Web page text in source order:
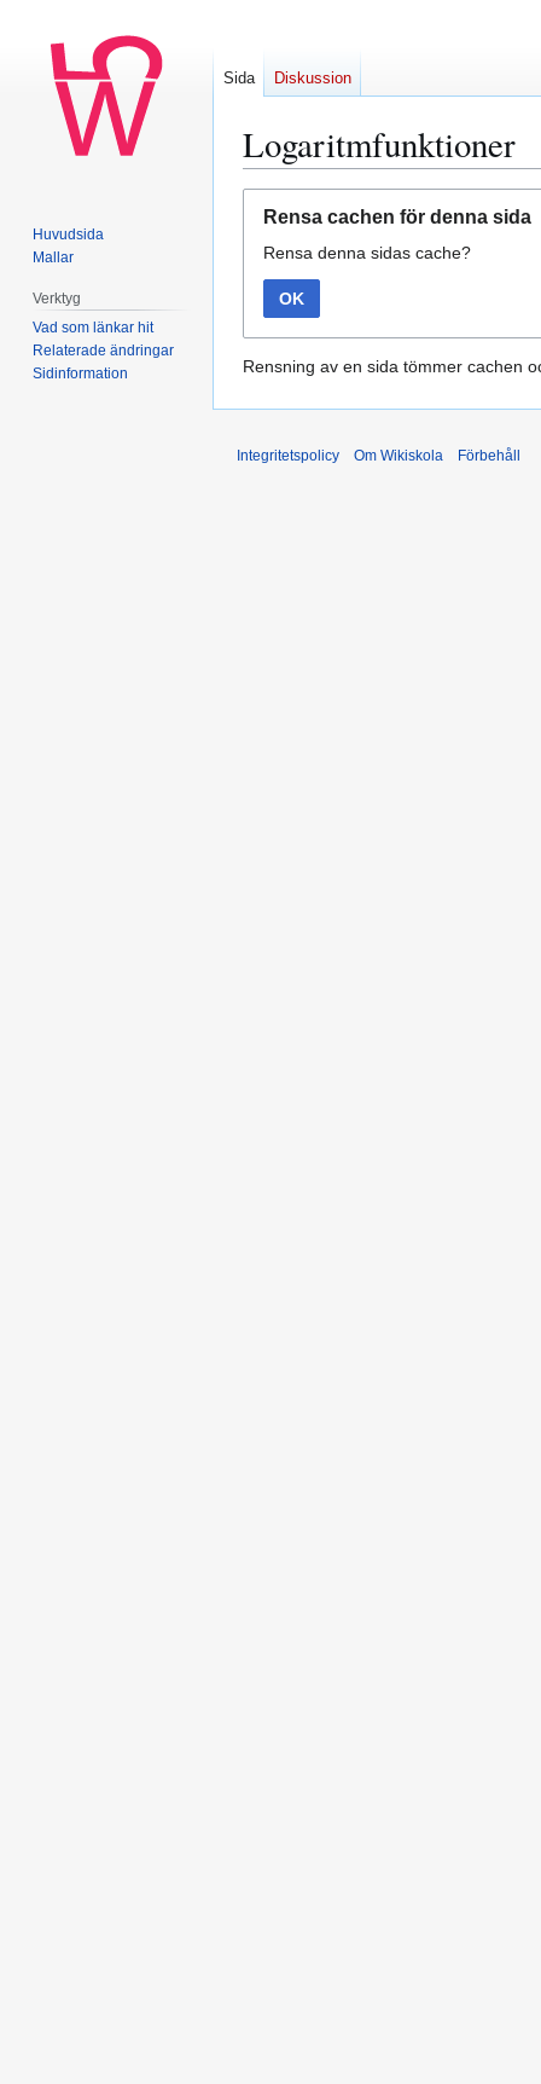
Logaritmfunktioner
navigering
sök
Rensa cachen för denna sida
Rensa denna sidas cache?
OK
Rensning av en sida tömmer cachen
Sida Diskussion
Huvudsida
Mallar
Verktyg
Vad som länkar hit
Relaterade ändringar
Sidinformation
Integritetspolicy Om Wikiskola Förbehåll